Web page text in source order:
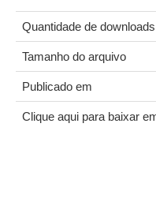
Quantidade de
Tamanho do arquivo
Publicado em
Clique aqui para baixar